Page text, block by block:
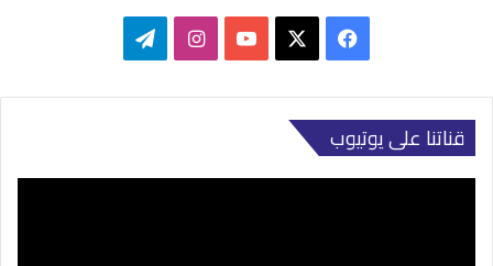
فيسبوك ‫YouTubeانستقرامتيلقرام
قناتنا على يوتيوب